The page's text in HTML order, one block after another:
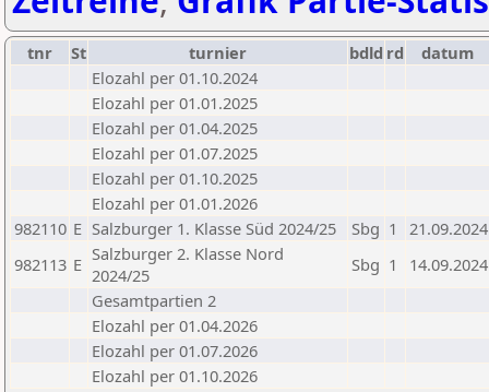
tnr St turnier bdld rd
datum
Elozahl per 01.10.2024
Elozahl per 01.01.2025
Elozahl per 01.04.2025
Elozahl per 01.07.2025
Elozahl per 01.10.2025
Elozahl per 01.01.2026
982110 E Salzburger 1. Klasse Süd 2024/25 Sbg 1
21.09.2024
982113 E Salzburger 2. Klasse Nord
2024/25
Sbg 1
14.09.2024
Gesamtpartien 2
Elozahl per 01.04.2026
Elozahl per 01.07.2026
Elozahl per 01.10.2026